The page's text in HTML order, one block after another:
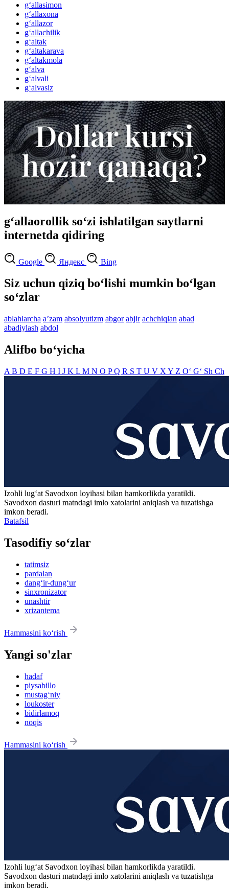
g‘allasimon
g‘allaxona
g‘allazor
g‘allachilik
g‘altak
g‘altakarava
g‘altakmola
g‘alva
g‘alvali
g‘alvasiz
g‘allaorollik so‘zi ishlatilgan saytlarni
internetda qidiring
Google Яндекс Bing
Siz uchun qiziq bo‘lishi mumkin bo‘lgan
so‘zlar
ablahlarcha aʼzam absolyutizm abgor abjir achchiqlan abad
abadiylash abdol
Alifbo bo‘yicha
A B D E F G H I J K L M N O PQ R S T U V X Y Z O‘ G‘ Sh Ch
Izohli lugʻat Savodxon loyihasi bilan hamkorlikda yaratildi.
Savodxon dasturi matndagi imlo xatolarini aniqlash va tuzatishga
imkon beradi.
Batafsil
Tasodifiy so‘zlar
tatimsiz
pardalan
dang‘ir-dung‘ur
sinxronizator
unashtir
xrizantema
Hammasini ko‘rish
Yangi so'zlar
hadaf
piysabillo
mustag‘niy
loukoster
bidirlamoq
noqis
Hammasini ko‘rish
Izohli lugʻat Savodxon loyihasi bilan hamkorlikda yaratildi.
Savodxon dasturi matndagi imlo xatolarini aniqlash va tuzatishga
imkon beradi.